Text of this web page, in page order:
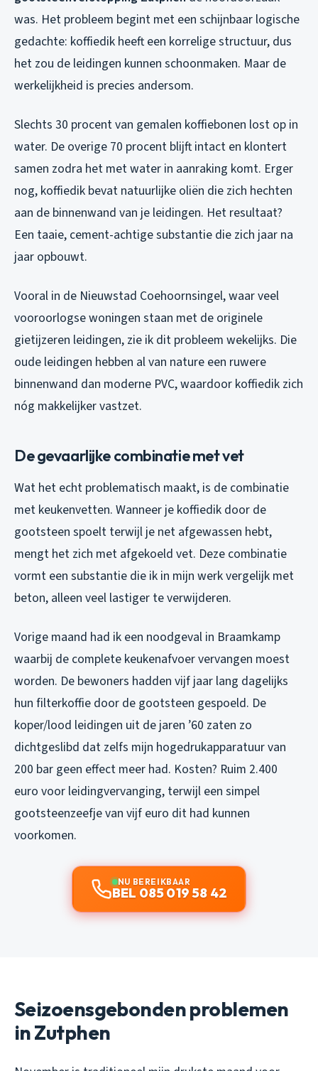
was. Het probleem begint met een schijnbaar logische
gedachte: koffiedik heeft een korrelige structuur, dus
het zou de leidingen kunnen schoonmaken. Maar de
werkelijkheid is precies andersom.
Slechts 30 procent van gemalen koffiebonen lost op in
water. De overige 70 procent blijft intact en klontert
samen zodra het met water in aanraking komt. Erger
nog, koffiedik bevat natuurlijke oliën die zich hechten
aan de binnenwand van je leidingen. Het resultaat?
Een taaie, cement-achtige substantie die zich jaar na
jaar opbouwt.
Vooral in de Nieuwstad Coehoornsingel, waar veel
vooroorlogse woningen staan met de originele
gietijzeren leidingen, zie ik dit probleem wekelijks. Die
oude leidingen hebben al van nature een ruwere
binnenwand dan moderne PVC, waardoor koffiedik zich
nóg makkelijker vastzet.
De gevaarlijke combinatie met vet
Wat het echt problematisch maakt, is de combinatie
met keukenvetten. Wanneer je koffiedik door de
gootsteen spoelt terwijl je net afgewassen hebt,
mengt het zich met afgekoeld vet. Deze combinatie
vormt een substantie die ik in mijn werk vergelijk met
beton, alleen veel lastiger te verwijderen.
Vorige maand had ik een noodgeval in Braamkamp
waarbij de complete keukenafvoer vervangen moest
worden. De bewoners hadden vijf jaar lang dagelijks
hun filterkoffie door de gootsteen gespoeld. De
koper/lood leidingen uit de jaren ’60 zaten zo
dichtgeslibd dat zelfs mijn hogedrukapparatuur van
200 bar geen effect meer had. Kosten? Ruim 2.400
euro voor leidingvervanging, terwijl een simpel
gootsteenzeefje van vijf euro dit had kunnen
voorkomen.
NU BEREIKBAAR
BEL 085 019 58 42
Seizoensgebonden problemen
in Zutphen